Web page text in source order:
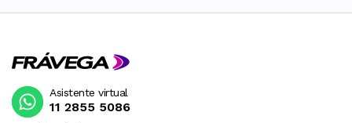
Asistente virtual
11 2855 5086